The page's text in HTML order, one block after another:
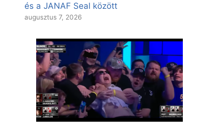
és a JANAF Seal között
augusztus 7, 2026